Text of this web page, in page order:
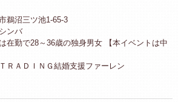
鵜沼三ツ池1-65-3
ンバ
在勤で28～36歳の独身男女 【本イベントは中
ＲＡＤＩＮＧ結婚支援ファーレン